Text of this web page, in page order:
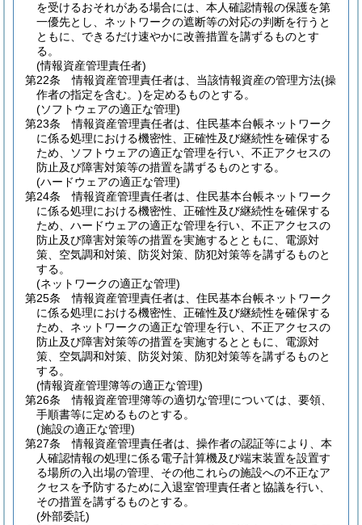
を受けるおそれがある場合には、本人確認情報の保護を第
一優先とし、ネットワークの遮断等の対応の判断を行うと
ともに、できるだけ速やかに改善措置を講ずるものとす
る。
(情報資産管理責任者)
第22条
情報資産管理責任者は、当該情報資産の管理方法(操
作者の指定を含む。)を定めるものとする。
(ソフトウェアの適正な管理)
第23条
情報資産管理責任者は、住民基本台帳ネットワーク
に係る処理における機密性、正確性及び継続性を確保する
ため、ソフトウェアの適正な管理を行い、不正アクセスの
防止及び障害対策等の措置を講ずるものとする。
(ハードウェアの適正な管理)
第24条
情報資産管理責任者は、住民基本台帳ネットワーク
に係る処理における機密性、正確性及び継続性を確保する
ため、ハードウェアの適正な管理を行い、不正アクセスの
防止及び障害対策等の措置を実施するとともに、電源対
策、空気調和対策、防災対策、防犯対策等を講ずるものと
する。
(ネットワークの適正な管理)
第25条
情報資産管理責任者は、住民基本台帳ネットワーク
に係る処理における機密性、正確性及び継続性を確保する
ため、ネットワークの適正な管理を行い、不正アクセスの
防止及び障害対策等の措置を実施するとともに、電源対
策、空気調和対策、防災対策、防犯対策等を講ずるものと
する。
(情報資産管理簿等の適正な管理)
第26条
情報資産管理簿等の適切な管理については、要領、
手順書等に定めるものとする。
(施設の適正な管理)
第27条
情報資産管理責任者は、操作者の認証等により、本
人確認情報の処理に係る電子計算機及び端末装置を設置す
る場所の入出場の管理、その他これらの施設への不正なア
クセスを予防するために入退室管理責任者と協議を行い、
その措置を講ずるものとする。
(外部委託)